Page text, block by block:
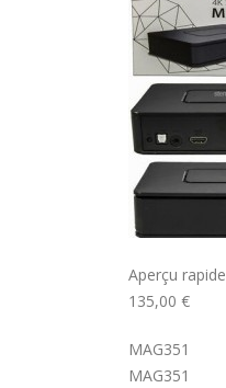
Aperçu rapide
135,00 €
MAG351
MAG351